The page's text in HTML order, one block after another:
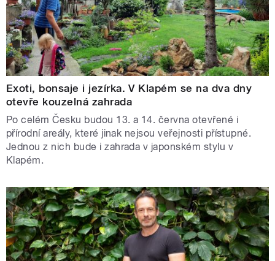
Exoti, bonsaje i jezírka. V Klapém se na dva dny
otevře kouzelná zahrada
Po celém Česku budou 13. a 14. června otevřené i
přírodní areály, které jinak nejsou veřejnosti přístupné.
Jednou z nich bude i zahrada v japonském stylu v
Klapém.